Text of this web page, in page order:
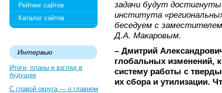
Рейтинг сайтов
Каталог сайтов
Интервью
Итоги, планы и взгляд в
будущее
С главой округа — о главном
задачи будут
института
беседуем с
Д.А. Макаровым.
– Дмитрий
глобальных изменений,
систему работы с
их сбора и утилизации.